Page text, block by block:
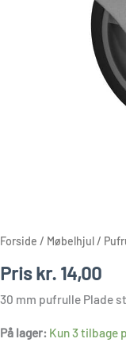
Forside / Møbelhjul/
Priskr. 14,00
30 mm pufrulle Plade
På lager: Kun 3 tilbage